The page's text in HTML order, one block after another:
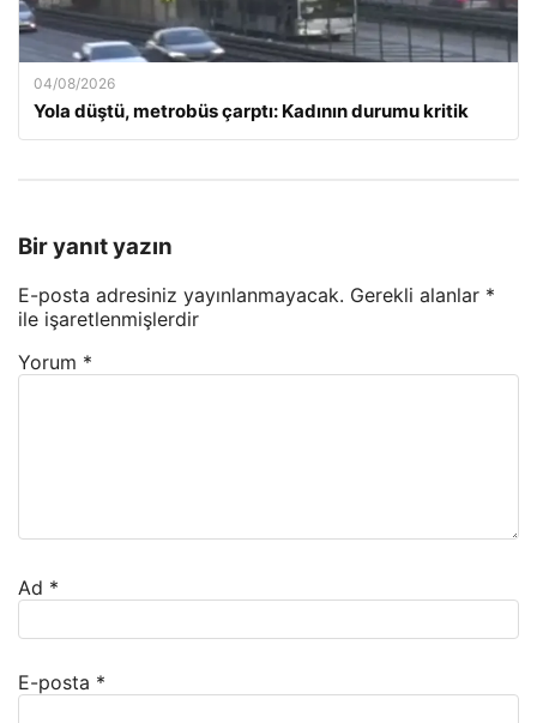
04/08/2026
Yola düştü, metrobüs çarptı: Kadının durumu kritik
Bir yanıt yazın
E-posta adresiniz yayınlanmayacak. Gerekli alanlar *
ile işaretlenmişlerdir
Yorum *
Ad *
E-posta *